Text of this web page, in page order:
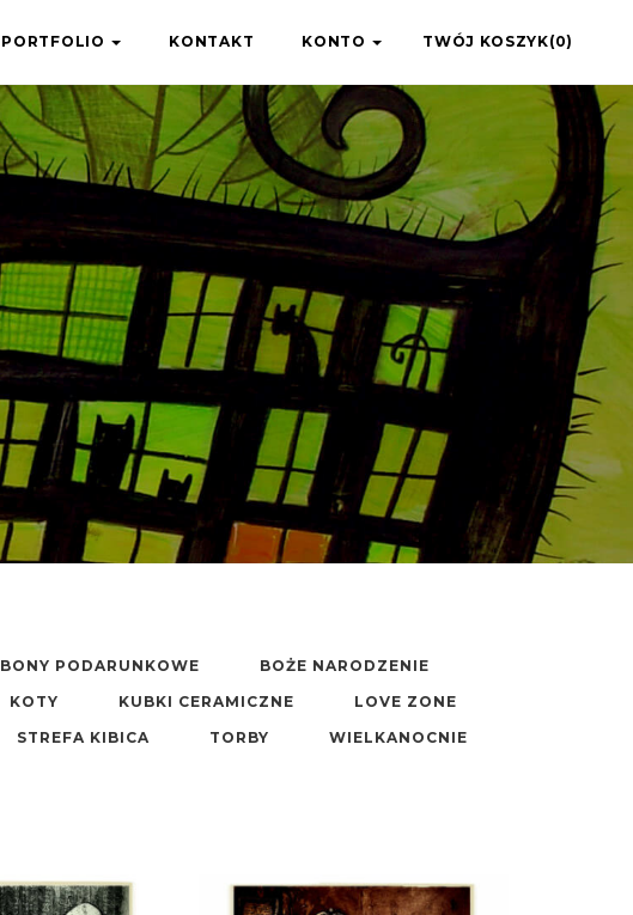
PORTFOLIO KONTAKT KONTO TWÓJ KOSZYK(0)
BONY PODARUNKOWE
BOŻE NARODZENIE
KOTY KUBKI CERAMICZNE
LOVE ZONE
STREFA KIBICA TORBY
WIELKANOCNIE